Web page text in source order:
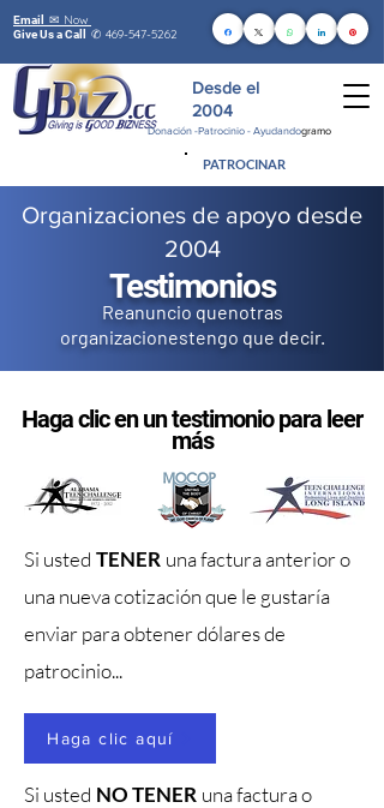
Email ✉ Now
Give Us a Call ✆ 469-547-5262
Desde el
2004
Donación -Patrocinio - Ayudandogramo
PATROCINAR
Organizaciones de apoyo desde
2004
Testimonios
Reanuncio quenotras
organizacionestengo que decir.
Haga clic en un testimonio para leer
más
Si usted TENER una factura anterior o
una nueva cotización que le gustaría
enviar para obtener dólares de
patrocinio...
Haga clic aquí
Si usted NO TENER una factura o